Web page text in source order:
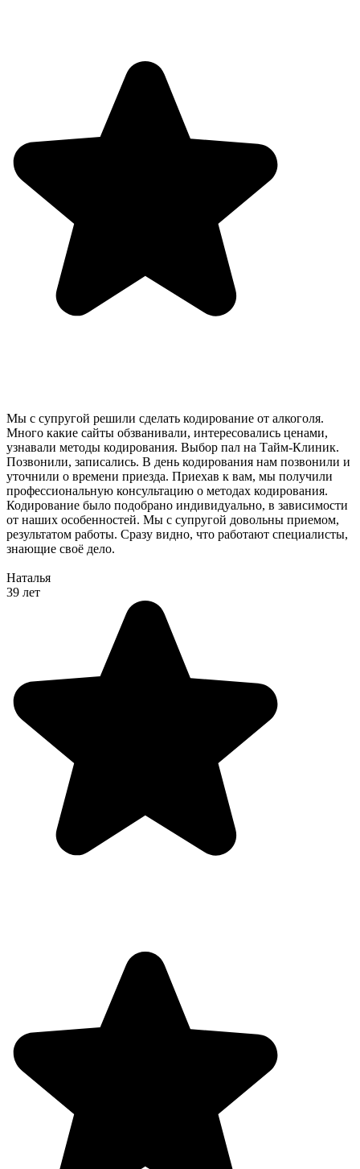
Мы с супругой решили сделать кодирование от алкоголя.
Много какие сайты обзванивали, интересовались ценами,
узнавали методы кодирования. Выбор пал на Тайм-Клиник.
Позвонили, записались. В день кодирования нам позвонили и
уточнили о времени приезда. Приехав к вам, мы получили
профессиональную консультацию о методах кодирования.
Кодирование было подобрано индивидуально, в зависимости
от наших особенностей. Мы с супругой довольны приемом,
результатом работы. Сразу видно, что работают специалисты,
знающие своё дело.
Наталья
39 лет